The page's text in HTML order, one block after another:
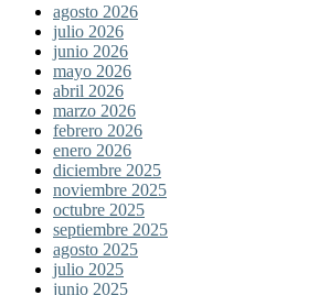
agosto 2026
julio 2026
junio 2026
mayo 2026
abril 2026
marzo 2026
febrero 2026
enero 2026
diciembre 2025
noviembre 2025
octubre 2025
septiembre 2025
agosto 2025
julio 2025
junio 2025